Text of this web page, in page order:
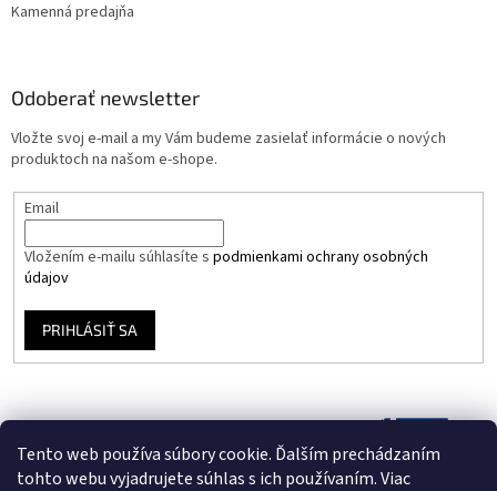
Tento web používa súbory cookie. Ďalším prechádzaním
tohto webu vyjadrujete súhlas s ich používaním. Viac
Kamenná predajňa
Odoberať newsletter
Vložte svoj e-mail a my Vám budeme zasielať informácie o nových
produktoch na našom e-shope.
Email
Vložením e-mailu súhlasíte s podmienkami ochrany osobných
údajov
PRIHLÁSIŤ SA